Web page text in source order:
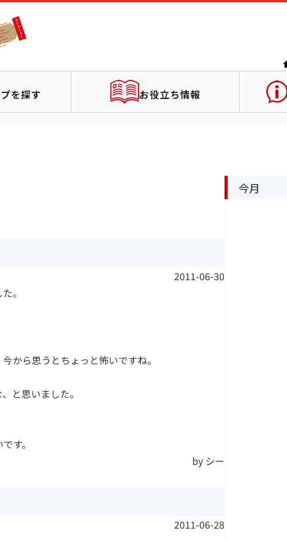
を探す お役立ち情報
2011-06-30
。
から思うとちょっと怖いですね。
と思いました。
す。
by シー
2011-06-28
今月